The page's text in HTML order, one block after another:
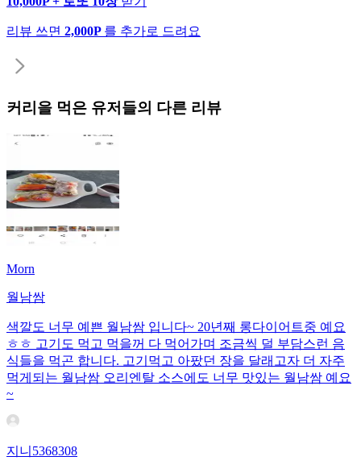
리뷰 쓰면 2,000P 를 추가로 드려요
커리 을 먹은 유저들의 다른 리뷰
Morn
월남쌈
색깔도 너무 예쁜 월남쌈 입니다~ 20년째 롱다이어트중 예요
ㅎㅎ 고기도 먹고 먹을꺼 다 먹어가며 조금씩 덜 부담스런 음
식들을 먹곤 합니다. 고기먹고 아팠던 장을 달래고자 더 자주
먹게되는 월남쌈 오리엔탈 소스에도 너무 맛있는 월남쌈 예요
~
지니5368308